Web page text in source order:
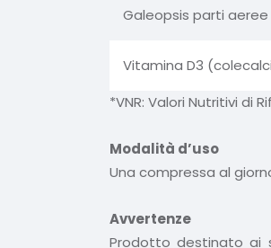
Galeopsis parti aeree
Vitamina D3
*VNR: Valori Nutritivi di
Modalità d’uso
Una compressa al
Avvertenze
Prodotto destinato ai